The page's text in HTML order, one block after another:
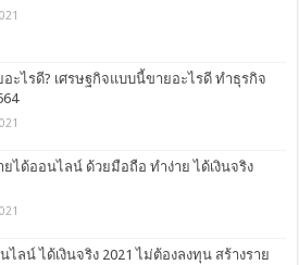
ะไรดี? เศรษฐกิจแบบนี้ขายอะไรดี ทำธุรกิจ
ยได้ออนไลน์ ด้วยมือถือ ทำง่าย ได้เงินจริง
ไลน์ ได้เงินจริง 2021 ไม่ต้องลงทุน สร้างราย